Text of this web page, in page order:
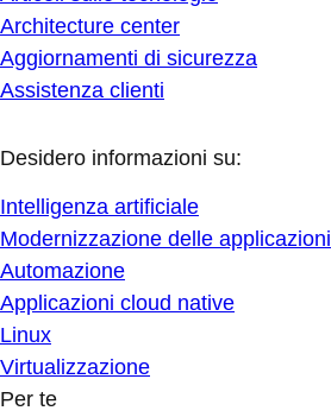
Architecture center
Aggiornamenti di sicurezza
Assistenza clienti
Desidero informazioni su:
Intelligenza artificiale
Modernizzazione delle applicazioni
Automazione
Applicazioni cloud native
Linux
Virtualizzazione
Per te